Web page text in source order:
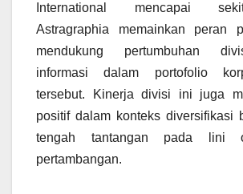
International mencapai
Astragraphia memainkan peran
mendukung pertumbuhan
informasi dalam portofolio
tersebut. Kinerja divisi ini juga
positif dalam konteks diversifikasi
tengah tantangan pada lini
pertambangan.